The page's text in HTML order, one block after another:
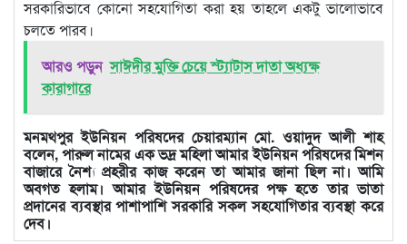
সরকারিভাবে কোনো সহযোগিতা করা হয় তাহলে একটু ভালোভাবে
চলতে পারব।
আরও পড়ুন সাঈদীর মুক্তি চেয়ে স্ট্যাটাস দাতা অধ্যক্ষ
কারাগারে
মনমথপুর ইউনিয়ন পরিষদের চেয়ারম্যান মো. ওয়াদুদ আলী শাহ
বলেন, পারুল নামের এক ভদ্র মহিলা আমার ইউনিয়ন পরিষদের মিশন
বাজারে নৈশ্য প্রহরীর কাজ করেন তা আমার জানা ছিল না। আমি
অবগত হলাম। আমার ইউনিয়ন পরিষদের পক্ষ হতে তার ভাতা
প্রদানের ব্যবস্থার পাশাপাশি সরকারি সকল সহযোগিতার ব্যবস্থা করে
দেব।